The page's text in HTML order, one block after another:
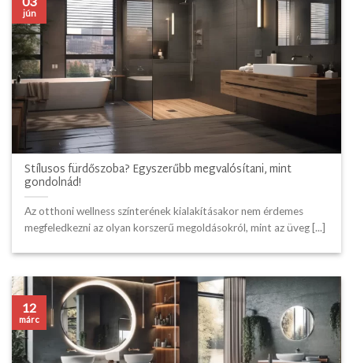
Stílusos fürdőszoba? Egyszerűbb megvalósítani, mint
gondolnád!
Az otthoni wellness színterének kialakításakor nem érdemes
megfeledkezni az olyan korszerű megoldásokról, mint az üveg [...]
jún
12
márc